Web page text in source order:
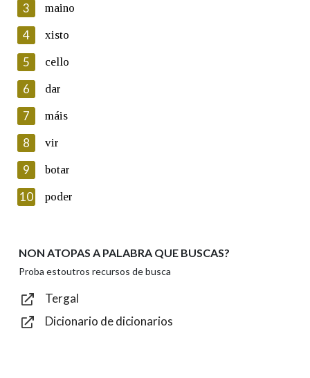
En cumprimento da normativa vixente en materia de
Protección de Datos de Carácter Persoal, a Real Academia
Galega informa a aqueles usuarios que faciliten o seu correo
electrónico, así como calquera outra información de carácter
persoal, que estes datos serán obxecto de tratamento
automatizado de carácter confidencial e incorporados aos seus
ficheiros informáticos. Así mesmo, os usuarios poderán exercer o
seu dereito de acceso, rectificación, oposición e cancelación dos
seus datos poñéndose en contacto connosco.
Lin e acepto as condicións da política de
Introduce o código que aparece na imaxe:
Texto de verificación
3 maino
4 xisto
5 cello
6 dar
7 máis
8 vir
9 botar
10 poder
NON ATOPAS A PALABRA QUE BUSCAS?
Proba estoutros recursos de busca
Tergal
Dicionario de dicionarios